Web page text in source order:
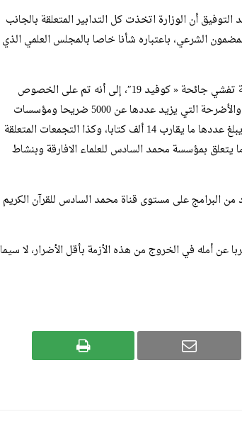
بمسألة التدابير المتخذة للحد من تفشي « كوفيد 19″، أكد التوفيق أن الوزارة اتخذت كل التدابير المتعلقة بالجانب
الشرعي، باعتباره شأنا خاصا بالمجلس العلمي الذي
وأشار أيضا، في إطار الإجراءات والتدابير التي اتخذتها الوزارة لمواجهة تفشي جائحة « كوفيد 19″، إلى أنه تم على الخصوص
إغلاق 52 ألف مسجدا والزوايا التي يبلغ عددها ما يقرب من 1500 زاوية والأضرحة التي يزيد عددها عن 5000 ضريحا ومؤسسات
التعليم العتيق التي يقارب عددها 300 مؤسسة والكتاتيب القرآنية التي يبلغ عددها ما يقارب 14 ألف كتابا، وكذا التجمعات المتعلقة
وكل ما يتعلق بمؤسسة محمد السادس للعلماء الافارقة وبنشاط
من البرامج على مستوى قناة محمد السادس للقرآن الكريم
عن أمله في الخروج من هذه الأزمة بأقل الأضرار، لا سيما